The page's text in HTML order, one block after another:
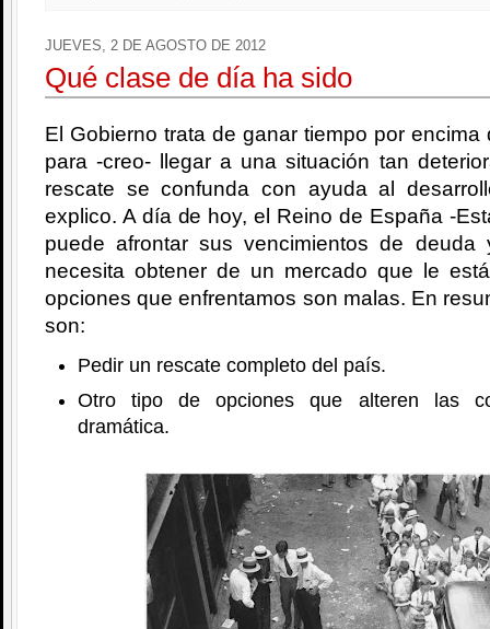
JUEVES, 2 DE AGOSTO DE 2012
Qué clase de día ha sido
El Gobierno trata de ganar tiempo por
para -creo- llegar a una situación tan
rescate se confunda con ayuda al
explico. A día de hoy, el Reino de España -
puede afrontar sus vencimientos de
necesita obtener de un mercado que le
opciones que enfrentamos son malas. En
son:
Pedir un rescate completo del país.
Otro tipo de opciones que alteren las
dramática.